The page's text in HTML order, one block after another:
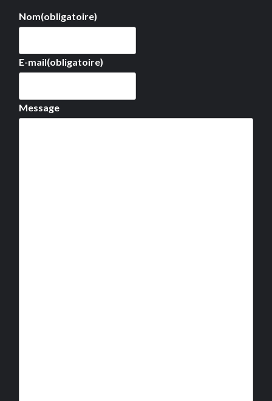
Nom(obligatoire)
E-mail(obligatoire)
Message